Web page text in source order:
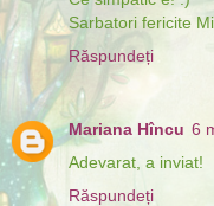
Sarbatori fericite
Răspundeți
Mariana Hîncu 6
Adevarat, a inviat!
Răspundeți